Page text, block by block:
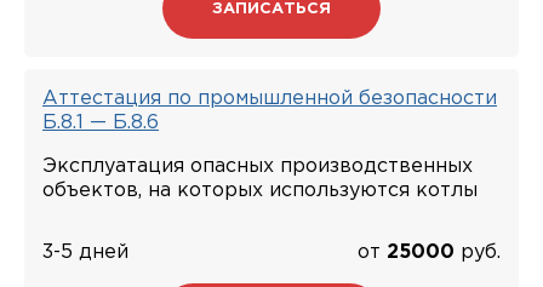
ЗАПИСАТЬСЯ
Аттестация по промышленной безопасности
Б.8.1 — Б.8.6
Эксплуатация опасных производственных
объектов, на которых используются котлы
3-5 дней от 25000 руб.